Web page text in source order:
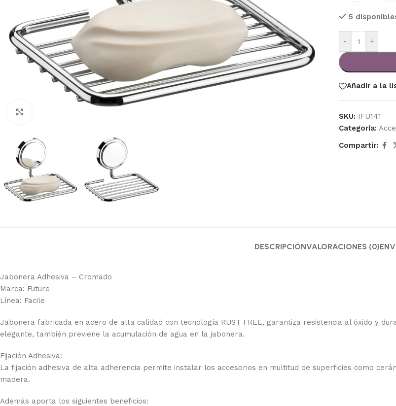
5
- +
Añadir a la
SKU: IFU141
Categoría:
Compartir:
DESCRIPCIÓNVALORACIONES (0)
Jabonera Adhesiva – Cromado
Marca: Future
Línea: Facile
Jabonera fabricada en acero de alta calidad con tecnología RUST FREE, garantiza resistencia al óxido y
elegante, también previene la acumulación de agua en la jabonera.
Fijación Adhesiva:
La fijación adhesiva de alta adherencia permite instalar los accesorios en multitud de superficies como
madera.
Además aporta los siguientes beneficios: